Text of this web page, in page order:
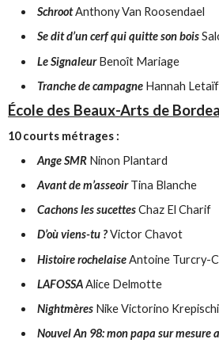
SchrootAnthony Van Roosendael
Se dit d’un cerf qui quitte son bois
Le SignaleurBenoît Mariage
Tranche de campagne Hannah Letaïf
École des Beaux-Arts de
10 courts métrages :
Ange SMR Ninon Plantard
Avant de m’asseoirTina Blanche
Cachons les sucettesChaz El Charif
D’où viens-tu ?Victor Chavot
Histoire rochelaiseAntoine Turcry-
LAFOSSAAlice Delmotte
Nightmères Nike Victorino
Nouvel An 98: mon papa sur mesure